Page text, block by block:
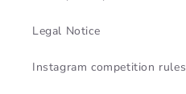
Legal Notice
Instagram competition rules